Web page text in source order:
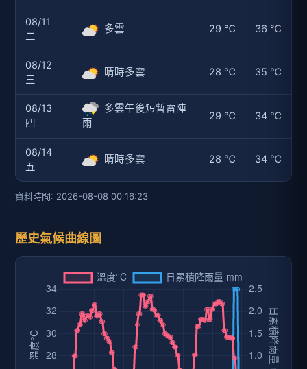
08/11
二
多雲 29 ℃ 36 ℃
08/12
三
晴時多雲 28 ℃ 35 ℃
08/13
四
多雲午後短暫雷陣
雨
29 ℃ 34 ℃
08/14
五
晴時多雲 28 ℃ 34 ℃
資料時間: 2026-08-08 00:16:23
歷史氣候曲線圖